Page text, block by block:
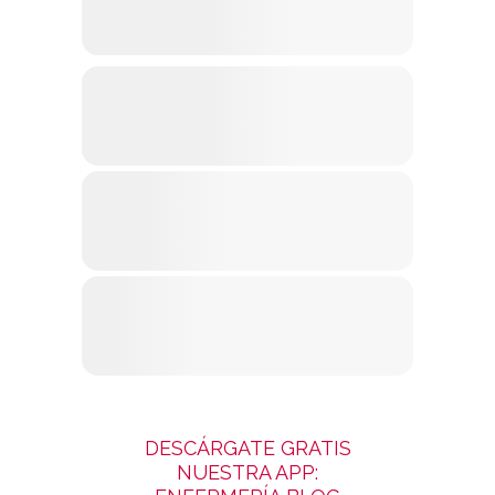
DESCÁRGATE GRATIS
NUESTRA APP: